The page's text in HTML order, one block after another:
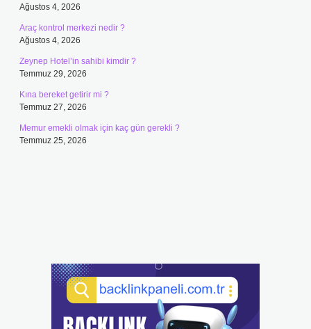
Ağustos 4, 2026
Araç kontrol merkezi nedir ?
Ağustos 4, 2026
Zeynep Hotel’in sahibi kimdir ?
Temmuz 29, 2026
Kına bereket getirir mi ?
Temmuz 27, 2026
Memur emekli olmak için kaç gün gerekli ?
Temmuz 25, 2026